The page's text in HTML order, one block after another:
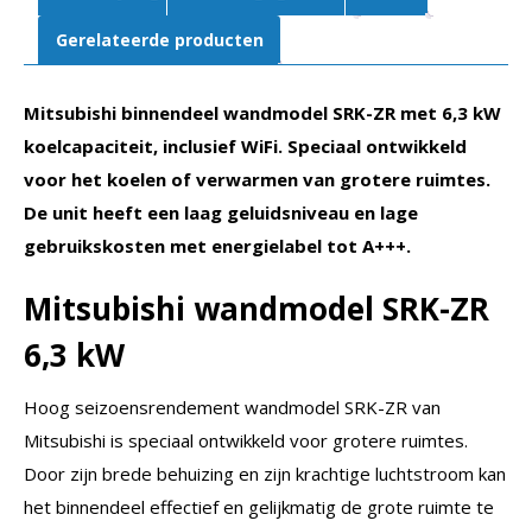
Gerelateerde producten
Mitsubishi binnendeel wandmodel SRK-ZR met 6,3 kW
koelcapaciteit, inclusief WiFi. Speciaal ontwikkeld
voor het koelen of verwarmen van grotere ruimtes.
De unit heeft een laag geluidsniveau en lage
gebruikskosten met energielabel tot A+++.
Mitsubishi wandmodel SRK-ZR
6,3 kW
Hoog seizoensrendement wandmodel SRK-ZR van
Mitsubishi is speciaal ontwikkeld voor grotere ruimtes.
Door zijn brede behuizing en zijn krachtige luchtstroom kan
het binnendeel effectief en gelijkmatig de grote ruimte te